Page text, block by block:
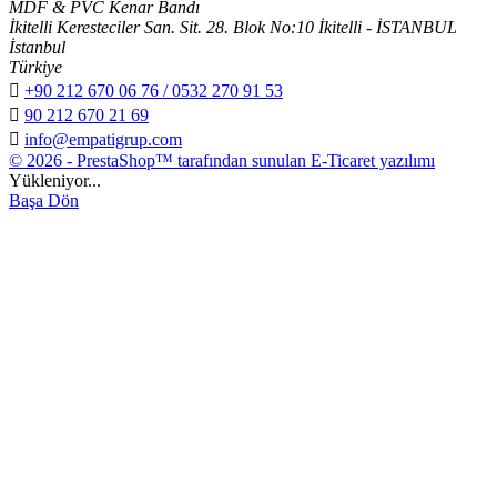
MDF & PVC Kenar Bandı
İkitelli Keresteciler San. Sit. 28. Blok No:10 İkitelli - İSTANBUL
İstanbul
Türkiye
 +90 212 670 06 76 / 0532 270 91 53
 90 212 670 21 69
 info@empatigrup.com
© 2026 - PrestaShop™ tarafından sunulan E-Ticaret yazılımı
Yükleniyor...
Başa Dön